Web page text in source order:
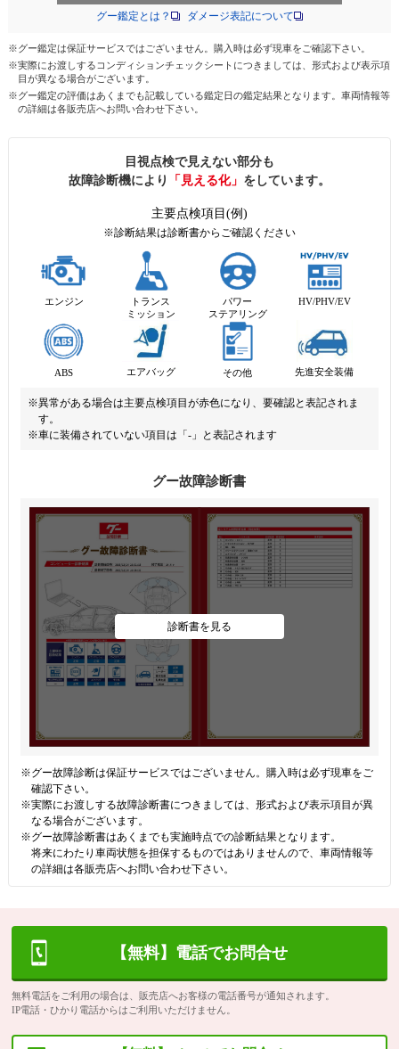
グー鑑定とは？ ダメージ表記について
※グー鑑定は保証サービスではございません。購入時は必ず現車をご確認下さい。
※実際にお渡しするコンディションチェックシートにつきましては、形式および表示項
目が異なる場合がございます。
※グー鑑定の評価はあくまでも記載している鑑定日の鑑定結果となります。車両情報等
の詳細は各販売店へお問い合わせ下さい。
目視点検で見えない部分も
故障診断機により
「見える化」 をしています。
主要点検項目(例)
※診断結果は診断書からご確認ください
エンジン
トランス
ミッション
パワー
ステアリング
HV/PHV/EV
ABS エアバッグ その他 先進安全装備
※異常がある場合は主要点検項目が赤色になり、要確認と表記されま
す。
※車に装備されていない項目は「-」と表記されます
グー故障診断書
診断書を見る
※グー故障診断は保証サービスではございません。購入時は必ず現車をご
確認下さい。
※実際にお渡しする故障診断書につきましては、形式および表示項目が異
なる場合がございます。
※グー故障診断書はあくまでも実施時点での診断結果となります。
将来にわたり車両状態を担保するものではありませんので、車両情報等
の詳細は各販売店へお問い合わせ下さい。
【無料】電話でお問合せ
無料電話をご利用の場合は、販売店へお客様の電話番号が通知されます。
IP電話・ひかり電話からはご利用いただけません。